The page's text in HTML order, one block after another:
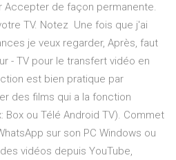
Accepter de façon permanente.
TV. Notez Une fois que j'ai
je veux regarder, Après, faut
- TV pour le transfert vidéo en
est bien pratique par
des films qui a la fonction
Box ou Télé Android TV). Commet
sur son PC Windows ou
vidéos depuis YouTube,